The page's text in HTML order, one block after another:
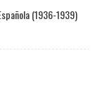
(1936-1939)